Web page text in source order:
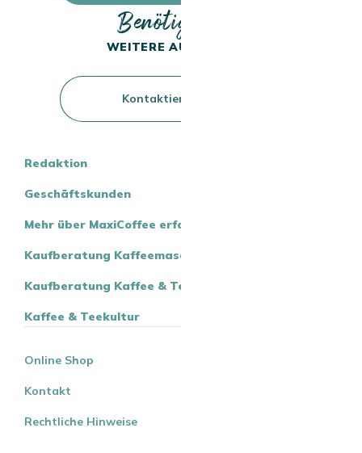
Benötigen Sie
WEITERE AUSKÜNFTE?
Kontaktieren Sie uns
Redaktion
Geschäftskunden
Mehr über MaxiCoffee erfahren
Kaufberatung Kaffeemaschinen
Kaufberatung Kaffee & Tee
Kaffee & Teekultur
Online Shop
Kontakt
Rechtliche Hinweise